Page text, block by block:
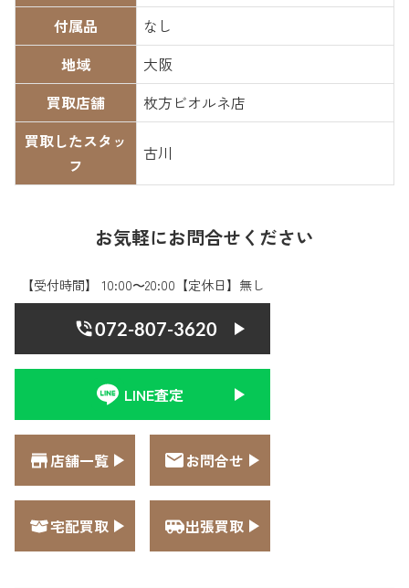
付属品
なし
地域
大阪
買取店舗
枚方ビオルネ店
買取したスタッ
フ
古川
お気軽にお問合せください
【受付時間】 10:00〜20:00【定休日】無し
072-807-3620
LINE査定
店舗一覧 お問合せ
宅配買取 出張買取